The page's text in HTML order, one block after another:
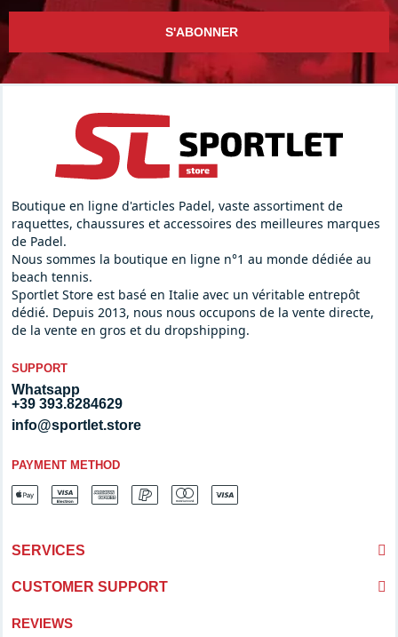
S'ABONNER
Boutique en ligne d'articles Padel, vaste assortiment de
raquettes, chaussures et accessoires des meilleures marques
de Padel.
Nous sommes la boutique en ligne n°1 au monde dédiée au
beach tennis.
Sportlet Store est basé en Italie avec un véritable entrepôt
dédié. Depuis 2013, nous nous occupons de la vente directe,
de la vente en gros et du dropshipping.
SUPPORT
Whatsapp
+39 393.8284629
info@sportlet.store
PAYMENT METHOD
SERVICES
CUSTOMER SUPPORT
REVIEWS